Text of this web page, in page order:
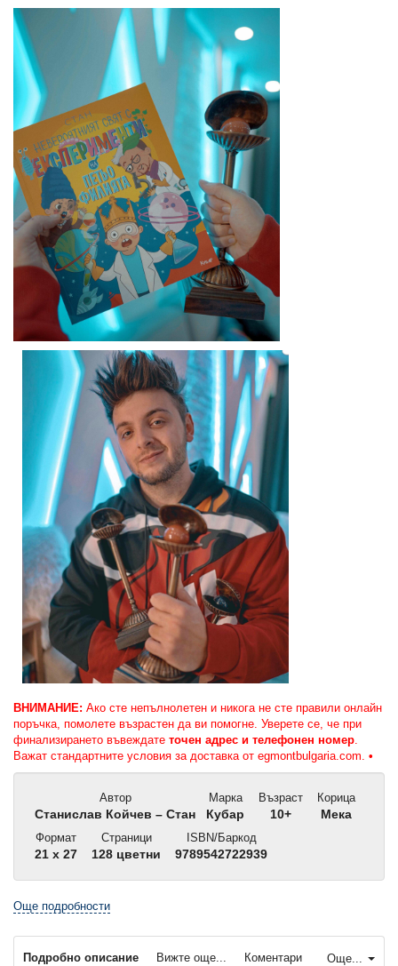
ВНИМАНИЕ: Ако сте непълнолетен и никога не сте правили онлайн
поръчка, помолете възрастен да ви помогне. Уверете се, че при
финализирането въвеждате точен адрес и телефонен номер.
Важат стандартните условия за доставка от egmontbulgaria.com. •
Автор
Станислав Койчев – Стан
Марка
Кубар
Възраст
10+
Корица
Мека
Формат
21 x 27
Страници
128 цветни
ISBN/Баркод
9789542722939
Още подробности
Още...
Подробно описание Вижте още... Коментари